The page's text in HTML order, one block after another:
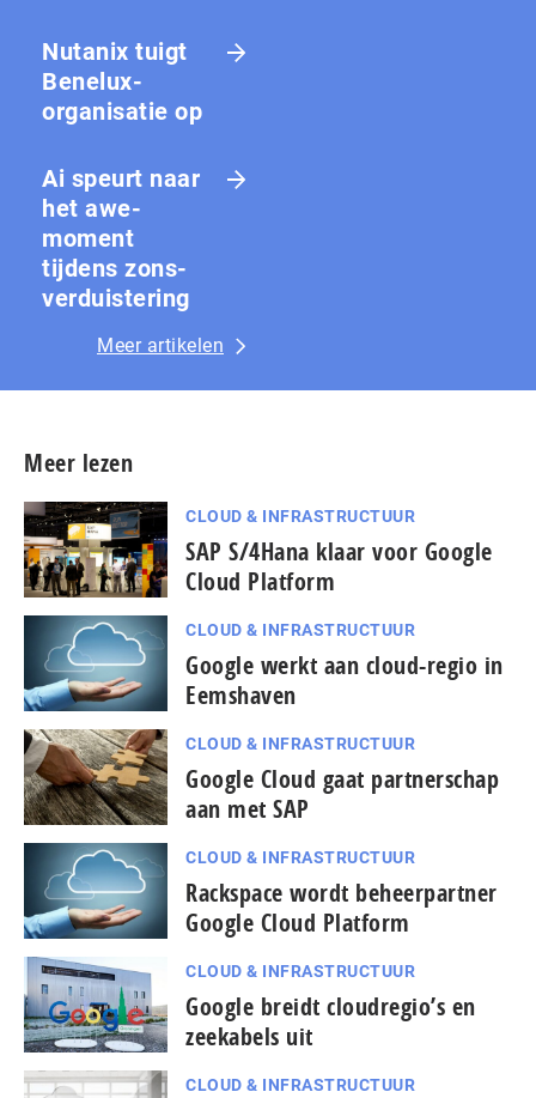
Nutanix tuigt
Benelux-
organisatie op
Ai speurt naar
het awe-
moment
tijdens zons­
ver­duis­te­ring
Meer artikelen
Meer lezen
CLOUD & INFRASTRUCTUUR
SAP S/4Hana klaar voor Google
Cloud Platform
CLOUD & INFRASTRUCTUUR
Google werkt aan cloud-regio in
Eemshaven
CLOUD & INFRASTRUCTUUR
Google Cloud gaat partnerschap
aan met SAP
CLOUD & INFRASTRUCTUUR
Rackspace wordt beheerpartner
Google Cloud Platform
CLOUD & INFRASTRUCTUUR
Google breidt cloudregio’s en
zeekabels uit
CLOUD & INFRASTRUCTUUR